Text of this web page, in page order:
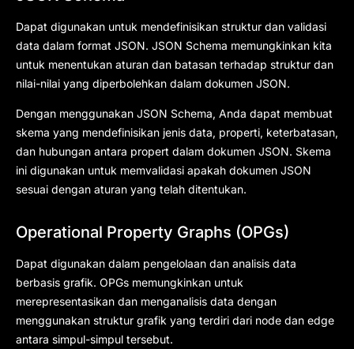
Dapat digunakan untuk mendefinisikan struktur dan validasi
data dalam format JSON. JSON Schema memungkinkan kita
untuk menentukan aturan dan batasan terhadap struktur dan
nilai-nilai yang diperbolehkan dalam dokumen JSON.
Dengan menggunakan JSON Schema, Anda dapat membuat
skema yang mendefinisikan jenis data, properti, keterbatasan,
dan hubungan antara propert dalam dokumen JSON. Skema
ini digunakan untuk memvalidasi apakah dokumen JSON
sesuai dengan aturan yang telah ditentukan.
Operational Property Graphs (OPGs)
Dapat digunakan dalam pengelolaan dan analisis data
berbasis grafik. OPGs memungkinkan untuk
merepresentasikan dan menganalisis data dengan
menggunakan struktur grafik yang terdiri dari node dan edge
antara simpul-simpul tersebut.